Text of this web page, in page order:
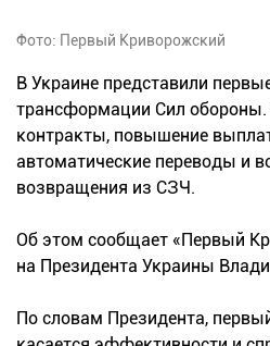
Фото: Первый Криворожский
В Украине представили
трансформации Сил
контракты, повышение
автоматические переводы и
возвращения из СЗЧ.
Об этом сообщает «Первый
на Президента Украины
По словам Президента,